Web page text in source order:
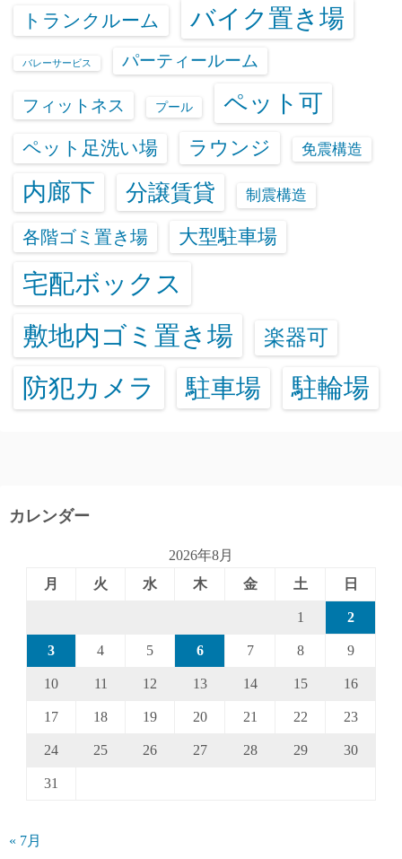
トランクルーム バイク置き場
バレーサービス パーティールーム
フィットネス プール ペット可
ペット足洗い場 ラウンジ 免震構造
内廊下 分譲賃貸 制震構造
各階ゴミ置き場 大型駐車場
宅配ボックス
敷地内ゴミ置き場
楽器可
防犯カメラ 駐車場 駐輪場
カレンダー
2026年8月
月
火 水 木 金 土 日
1 2
3 4 5 6 7 8 9
10 11 12 13 14 15 16
17 18 19 20 21 22 23
24 25 26 27 28 29 30
31
« 7月